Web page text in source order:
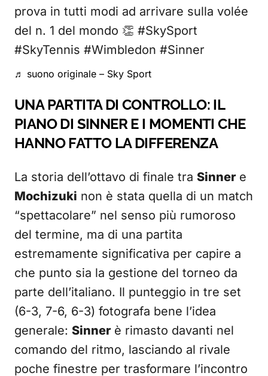
prova in tutti modi ad arrivare sulla volée
del n. 1 del mondo 👏 #SkySport
#SkyTennis #Wimbledon #Sinner
♬ suono originale – Sky Sport
UNA PARTITA DI CONTROLLO: IL
PIANO DI SINNER E I MOMENTI CHE
HANNO FATTO LA DIFFERENZA
La storia dell’ottavo di finale tra Sinner e
Mochizuki non è stata quella di un match
“spettacolare” nel senso più rumoroso
del termine, ma di una partita
estremamente significativa per capire a
che punto sia la gestione del torneo da
parte dell’italiano. Il punteggio in tre set
(6-3, 7-6, 6-3) fotografa bene l’idea
generale: Sinner è rimasto davanti nel
comando del ritmo, lasciando al rivale
poche finestre per trasformare l’incontro